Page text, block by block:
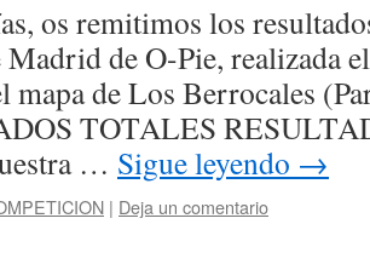
os remitimos los
de O-Pie, realizada
mapa de Los Berrocales
TOTALES
… Sigue leyendo →
| Deja un comentario